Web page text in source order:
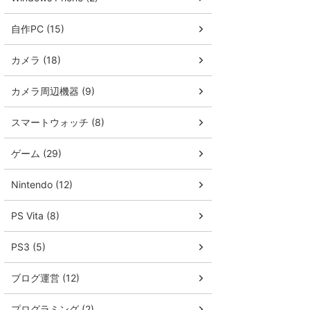
自作PC (15)
カメラ (18)
カメラ周辺機器 (9)
スマートウォッチ (8)
ゲーム (29)
Nintendo (12)
PS Vita (8)
PS3 (5)
ブログ運営 (12)